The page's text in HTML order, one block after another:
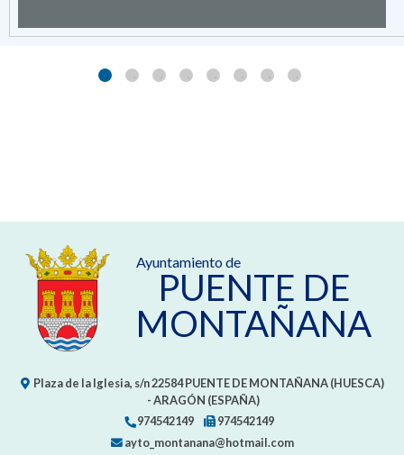
Ayuntamiento de
PUENTE DE
MONTAÑANA
Plaza de la Iglesia, s/n22584 PUENTE DE MONTAÑANA (HUESCA)
- ARAGÓN (ESPAÑA)
974542149
974542149
ayto_montanana@hotmail.com